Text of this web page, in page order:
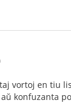
vortoj en tiu
konfuzanta